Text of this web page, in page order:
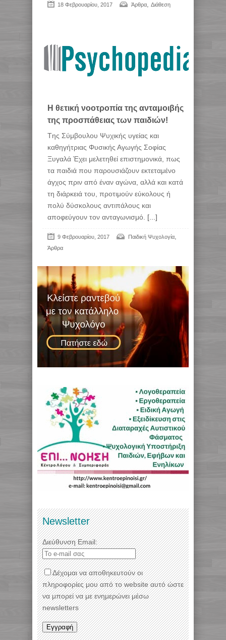
18 Φεβρουαρίου, 2017 Άρθρα, Διάθεση
Η θετική νοοτροπία της ανταμοιβής
της προσπάθειας των παιδιών!
Tης Σύμβουλου Ψυχικής υγείας και
καθηγήτριας Φυσικής Αγωγής Σοφίας
Ξυγαλά Έχει μελετηθεί επιστημονικά, πως
τα παιδιά που παρουσιάζουν εκτεταμένο
άγχος πριν από έναν αγώνα, αλλά και κατά
τη διάρκειά του, προτιμούν εύκολους ή
πολύ δύσκολους αντιπάλους και
αποφεύγουν τον ανταγωνισμό. [...]
9 Φεβρουαρίου, 2017 Παιδική Ψυχολογία,
Άρθρα
Newsletter
Διεύθυνση Email:
Δέχομαι να αποθηκευτούν οι
πληροφορίες μου από το website αυτό ώστε
να μπορεί να με ενημερώνει μέσω
newsletters